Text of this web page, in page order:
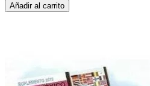
Añadir al carrito